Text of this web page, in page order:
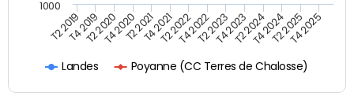
Landes Poyanne (CC Terres de Chalosse)
T2 2019T4 2019T2 2020T4 2020T2 2021T4 2021T2 2022T4 2022T2 2023T4 2023T2 2024T4 2024T2 2025T4 2025
1000